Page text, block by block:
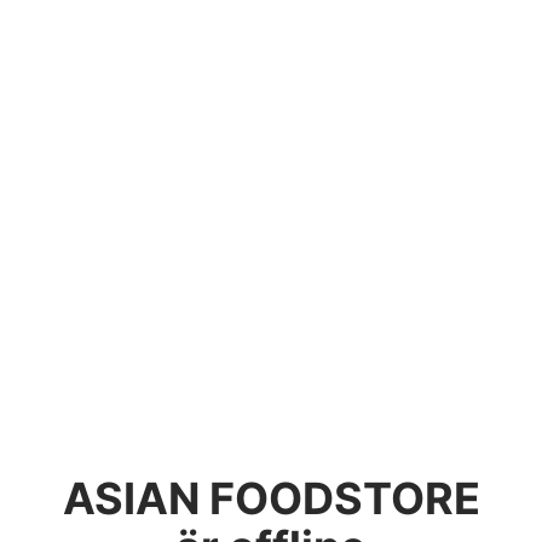
ASIAN FOODSTORE